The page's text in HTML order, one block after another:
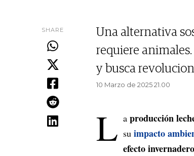
SHARE
Una alternativa
requiere
y busca
10 Marzo de 2025 21.00
L a producción
su impacto
efecto invernadero